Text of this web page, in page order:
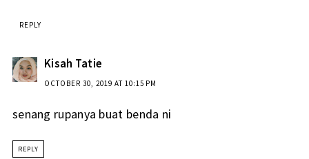
REPLY
Kisah Tatie
OCTOBER 30, 2019 AT 10:15 PM
senang rupanya buat benda ni
REPLY